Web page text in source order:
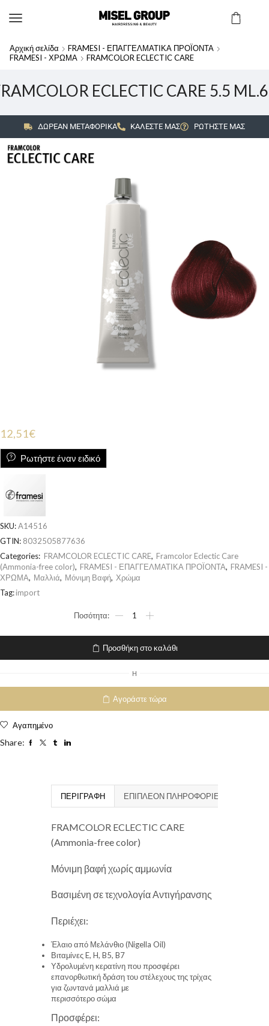
Αρχική σελίδα
FRAMESI - ΕΠΑΓΓΕΛΜΑΤΙΚΑ ΠΡΟΪΟΝΤΑ
FRAMESI - ΧΡΩΜΑ
FRAMCOLOR ECLECTIC CARE
ECLECTIC CARE 5.5
ΔΩΡΕΑΝ ΜΕΤΑΦΟΡΙΚΑ ΚΑΛΕΣΤΕ ΜΑΣ ΡΩΤΗΣΤΕ ΜΑΣ
12,51€
Ρωτήστε έναν ειδικό
SKU:A14516
GTIN: 8032505877636
Categories: FRAMCOLOR ECLECTIC CARE, Framcolor Eclectic Care
(Ammonia-free color), FRAMESI - ΕΠΑΓΓΕΛΜΑΤΙΚΑ ΠΡΟΪΟΝΤΑ, FRAMESI -
ΧΡΩΜΑ, Μαλλιά, Μόνιμη Βαφή, Χρώμα
Tag:import
Προσθήκη στο καλάθι
H
Αγοράστε τώρα
Αγαπημένο
Share:
ΠΕΡΙΓΡΑΦΉ ΕΠΙΠΛΈΟΝ ΠΛΗΡΟΦΟΡΊΕΣ
FRAMCOLOR ECLECTIC CARE
(Ammonia-free color)
Μόνιμη βαφή χωρίς αμμωνία
Βασιμένη σε τεχνολογία Αντιγήρανσης
Περιέχει:
Έλαιο από Μελάνθιο (Νigella Oil)
Βιταμίνες E, H, B5, B7
Υδρολυμένη κερατίνη που προσφέρει
επανορθωτική δράση του στέλεχους της τρίχας
για ζωντανά μαλλιά με
περισσότερο σώμα
Προσφέρει: